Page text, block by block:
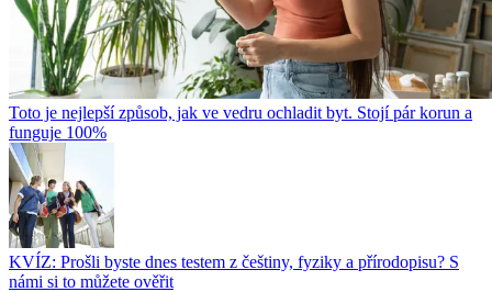
Toto je nejlepší způsob, jak ve vedru ochladit byt. Stojí pár korun a
funguje 100%
KVÍZ: Prošli byste dnes testem z češtiny, fyziky a přírodopisu? S
námi si to můžete ověřit